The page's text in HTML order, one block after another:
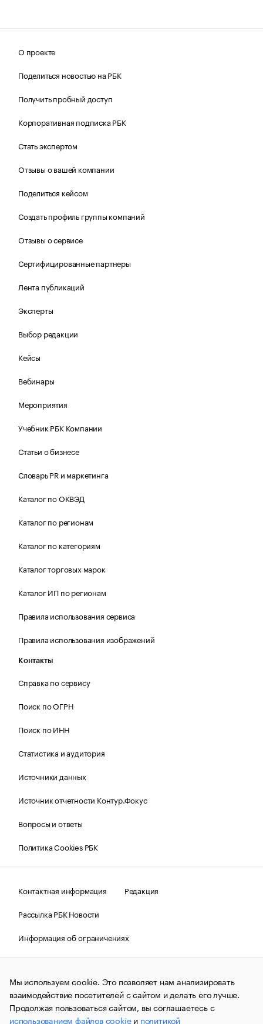
О проекте
Поделиться новостью на РБК
Получить пробный доступ
Корпоративная подписка РБК
Стать экспертом
Отзывы о вашей компании
Поделиться кейсом
Создать профиль группы компаний
Отзывы о сервисе
Сертифицированные партнеры
Лента публикаций
Эксперты
Выбор редакции
Кейсы
Вебинары
Мероприятия
Учебник РБК Компании
Статьи о бизнесе
Словарь PR и маркетинга
Каталог по ОКВЭД
Каталог по регионам
Каталог по категориям
Каталог торговых марок
Каталог ИП по регионам
Правила использования сервиса
Правила использования изображений
Контакты
Справка по сервису
Поиск по ОГРН
Поиск по ИНН
Статистика и аудитория
Источники данных
Источник отчетности Контур.Фокус
Вопросы и ответы
Политика Cookies РБК
Контактная информация
Редакция
Рассылка РБК Новости
Информация об ограничениях
Правовая информация
О соблюдении авторских прав
© АО «РОСБИЗНЕСКОНСАЛТИНГ»,1995–2026.Сообщения
и материалы информационного агентства «РБК»
(зарегистрировано Федеральной службой по надзору в сфере
связи, информационных технологий и массовых
коммуникаций (Роскомнадзор) 09.12.2015 за номером ИА
Мы используем cookie. Это позволяет нам анализировать
взаимодействие посетителей с сайтом и делать его лучше.
Продолжая пользоваться сайтом, вы соглашаетесь с
использованием файлов cookieи политикой